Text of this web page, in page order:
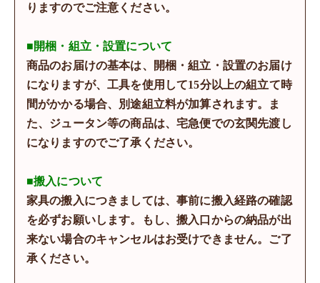
りますのでご注意ください。
■開梱・組立・設置について
商品のお届けの基本は、開梱・組立・設置のお届け
になりますが、工具を使用して15分以上の組立て時
間がかかる場合、別途組立料が加算されます。ま
た、ジュータン等の商品は、宅急便での玄関先渡し
になりますのでご了承ください。
■搬入について
家具の搬入につきましては、事前に搬入経路の確認
を必ずお願いします。もし、搬入口からの納品が出
来ない場合のキャンセルはお受けできません。ご了
承ください。